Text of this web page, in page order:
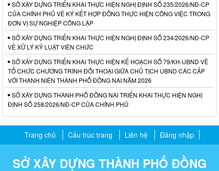
SỞ XÂY DỰNG TRIỂN KHAI THỰC HIỆN NGHỊ ĐỊNH SỐ 235/2026/NĐ-CP
CỦA CHÍNH PHỦ VỀ KÝ KẾT HỢP ĐỒNG THỰC HIỆN CÔNG VIỆC TRONG
ĐƠN VỊ SỰ NGHIỆP CÔNG LẬP
SỞ XÂY DỰNG TRIỂN KHAI THỰC HIỆN NGHỊ ĐỊNH SỐ 234/2026/NĐ-CP
VỀ XỬ LÝ KỶ LUẬT VIÊN CHỨC
SỞ XÂY DỰNG TRIỂN KHAI THỰC HIỆN KẾ HOẠCH SỐ 79/KH-UBND VỀ
TỔ CHỨC CHƯƠNG TRÌNH ĐỐI THOẠI GIỮA CHỦ TỊCH UBND CÁC CẤP
VỚI THANH NIÊN THÀNH PHỐ ĐỒNG NAI NĂM 2026
SỞ XÂY DỰNG THÀNH PHỐ ĐỒNG NAI TRIỂN KHAI THỰC HIỆN NGHỊ
ĐỊNH SỐ 258/2026/NĐ-CP CỦA CHÍNH PHỦ
Trang chủ Cấu trúc trang Liên hệ Đăng nhập
SỞ XÂY DỰNG THÀNH PHỐ ĐỒNG